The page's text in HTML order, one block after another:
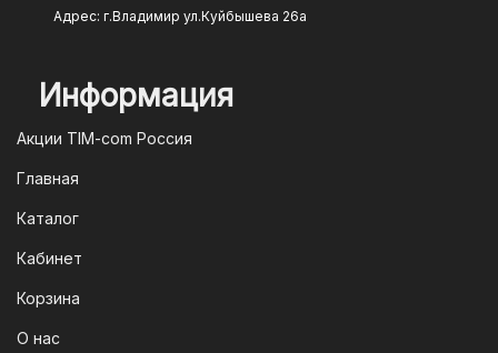
Адрес: г.Владимир ул.Куйбышева 26а
Информация
Акции TIM-com Россия
Главная
Каталог
Кабинет
Корзина
О нас